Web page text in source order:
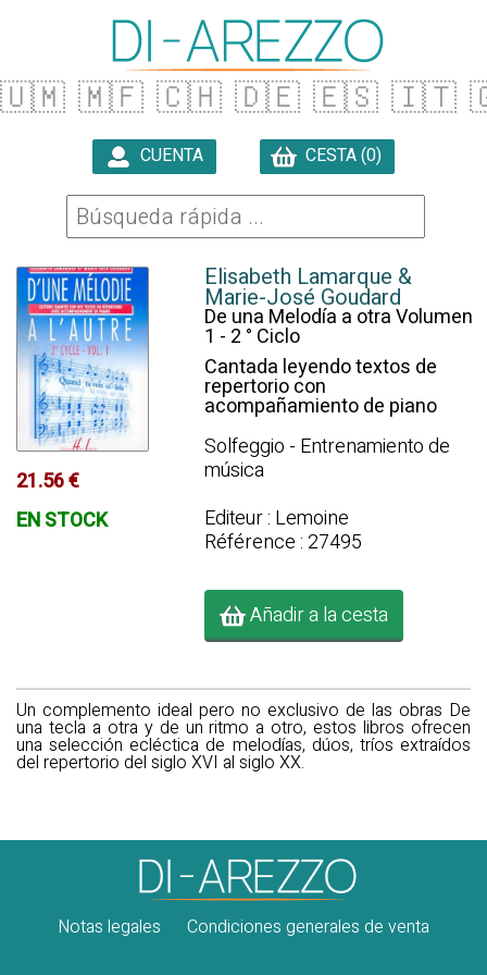
🇺🇲 🇲🇫 🇨🇭 🇩🇪 🇪🇸 🇮🇹
CUENTA CESTA (0)
21.56 €
EN STOCK
Elisabeth Lamarque &
Marie-José Goudard
De una Melodía a otra Volumen
1 - 2 ° Ciclo
Cantada leyendo textos de
repertorio con
acompañamiento de piano
Solfeggio - Entrenamiento de
música
Editeur : Lemoine
Référence : 27495
Añadir a la cesta
Un complemento ideal pero no exclusivo de las obras De
una tecla a otra y de un ritmo a otro, estos libros ofrecen
una selección ecléctica de melodías, dúos, tríos extraídos
del repertorio del siglo XVI al siglo XX.
Notas legales Condiciones generales de venta